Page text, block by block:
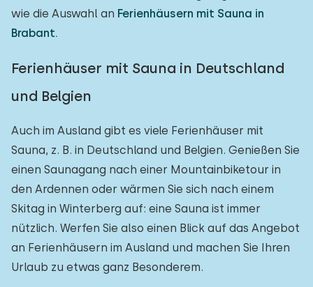
wie die Auswahl an Ferienhäusern mit Sauna in
Brabant.
Ferienhäuser mit Sauna in Deutschland
und Belgien
Auch im Ausland gibt es viele Ferienhäuser mit
Sauna, z. B. in Deutschland und Belgien. Genießen Sie
einen Saunagang nach einer Mountainbiketour in
den Ardennen oder wärmen Sie sich nach einem
Skitag in Winterberg auf: eine Sauna ist immer
nützlich. Werfen Sie also einen Blick auf das Angebot
an Ferienhäusern im Ausland und machen Sie Ihren
Urlaub zu etwas ganz Besonderem.